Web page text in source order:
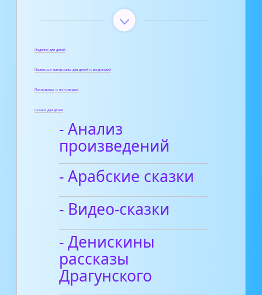
Поделки для детей
Полезные материалы для детей и родителей
Пословицы и поговорки
Сказки для детей
- Анализ
произведений
- Арабские сказки
- Видео-сказки
- Денискины
рассказы
Драгунского